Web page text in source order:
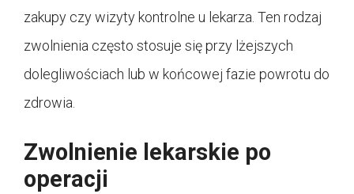
zakupy czy wizyty kontrolne u lekarza. Ten rodzaj
zwolnienia często stosuje się przy lżejszych
dolegliwościach lub w końcowej fazie powrotu do
zdrowia.
Zwolnienie lekarskie po
operacji